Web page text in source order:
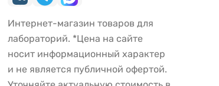
Интернет-магазин товаров для
лабораторий. *Цена на сайте
носит информационный характер
и не является публичной офертой.